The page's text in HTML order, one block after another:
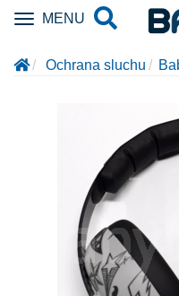
Zobrazit
MENU
Ochrana sluchu